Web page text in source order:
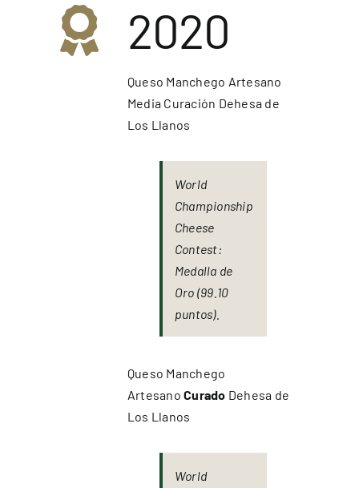
2020
Queso Manchego Artesano
Media Curación Dehesa de
Los Llanos
World
Championship
Cheese
Contest:
Medalla de
Oro (99.10
puntos).
Queso Manchego
ArtesanoCurado Dehesa de
Los Llanos
World